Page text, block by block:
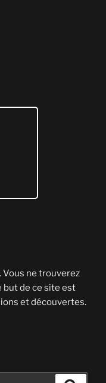
Vous ne trouverez
but de ce site est
et découvertes.